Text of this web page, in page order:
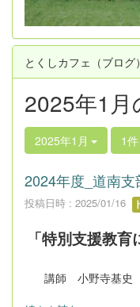
とくしカフェ（ブログ）
2025年1月
2025年1月 1件
2024年度_道南支
投稿日時 : 2025/01/16
「特別支援教
講師 小野寺基史（